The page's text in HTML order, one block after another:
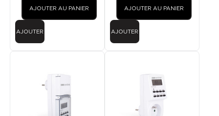
AJOUTER AU PANIER
AJOUTER
AJOUTER AU PANIER
AJOUTER